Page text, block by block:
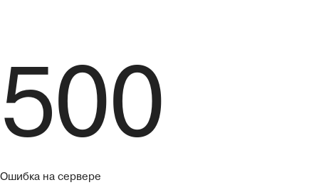
500
Ошибка на сервере